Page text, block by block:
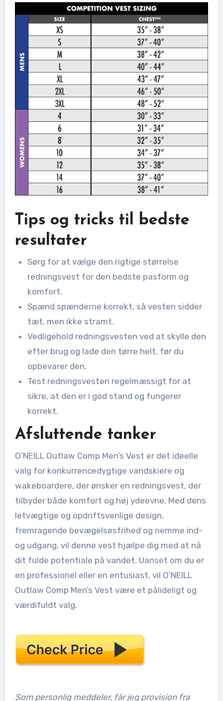
Tips og tricks til bedste
resultater
Sørg for at vælge den rigtige størrelse
redningsvest for den bedste pasform og
komfort.
Spænd spænderne korrekt, så vesten sidder
tæt, men ikke stramt.
Vedligehold redningsvesten ved at skylle den
efter brug og lade den tørre helt, før du
opbevarer den.
Test redningsvesten regelmæssigt for at
sikre, at den er i god stand og fungerer
korrekt.
Afsluttende tanker
O’NEILL Outlaw Comp Men’s Vest er det ideelle
valg for konkurrencedygtige vandskiere og
wakeboardere, der ønsker en redningsvest, der
tilbyder både komfort og høj ydeevne. Med dens
letvægtige og opdriftsvenlige design,
fremragende bevægelsesfrihed og nemme ind-
og udgang, vil denne vest hjælpe dig med at nå
dit fulde potentiale på vandet. Uanset om du er
en professionel eller en entusiast, vil O’NEILL
Outlaw Comp Men’s Vest være et pålideligt og
værdifuldt valg.
Som personlig meddeler, får jeg provision fra